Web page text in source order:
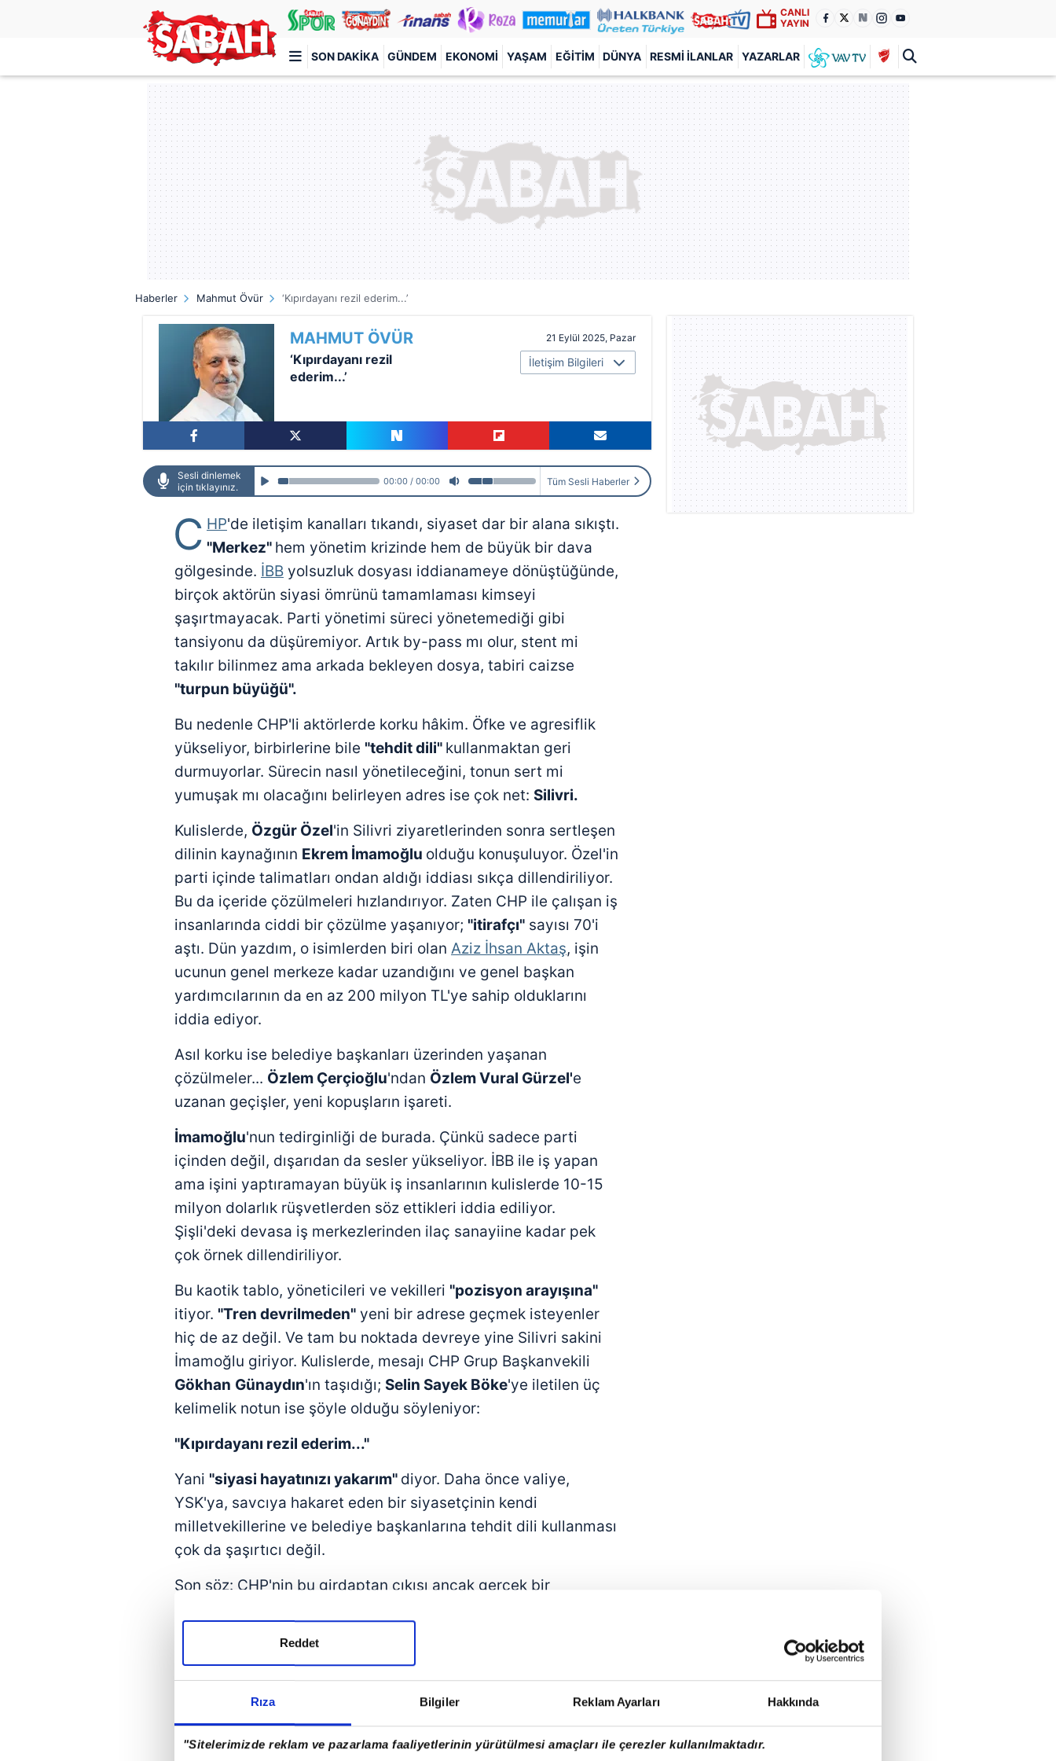
Rıza Bilgiler Reklam Ayarları Hakkında
"Sitelerimizde reklam ve pazarlama faaliyetlerinin yürütülmesi amaçları ile çerezler kullanılmaktadır.
Reddet
CANLI
YAYIN
SON DAKIKA GÜNDEM EKONOMI YAŞAM EĞITIM DÜNYA RESMI İLANLAR YAZARLAR
Türkiye'nin en iyi haber sitesi
Haberler Mahmut Övür ‘Kıpırdayanı rezil ederim...’
İletişim Bilgileri
21 Eylül 2025, Pazar
MAHMUT ÖVÜR
‘Kıpırdayanı rezil
ederim...’
Sesli dinlemek
için tıklayınız.
00:00 00:00 Tüm Sesli Haberler
C HP'de iletişim kanalları tıkandı, siyaset dar bir alana sıkıştı.
"Merkez" hem yönetim krizinde hem de büyük bir dava
gölgesinde. İBB yolsuzluk dosyası iddianameye dönüştüğünde,
birçok aktörün siyasi ömrünü tamamlaması kimseyi
şaşırtmayacak. Parti yönetimi süreci yönetemediği gibi
tansiyonu da düşüremiyor. Artık by-pass mı olur, stent mi
takılır bilinmez ama arkada bekleyen dosya, tabiri caizse
"turpun büyüğü".
Bu nedenle CHP'li aktörlerde korku hâkim. Öfke ve agresiflik
yükseliyor, birbirlerine bile "tehdit dili" kullanmaktan geri
durmuyorlar. Sürecin nasıl yönetileceğini, tonun sert mi
yumuşak mı olacağını belirleyen adres ise çok net: Silivri.
Kulislerde, Özgür Özel'in Silivri ziyaretlerinden sonra sertleşen
dilinin kaynağının Ekrem İmamoğlu olduğu konuşuluyor. Özel'in
parti içinde talimatları ondan aldığı iddiası sıkça dillendiriliyor.
Bu da içeride çözülmeleri hızlandırıyor. Zaten CHP ile çalışan iş
insanlarında ciddi bir çözülme yaşanıyor; "itirafçı" sayısı 70'i
aştı. Dün yazdım, o isimlerden biri olan Aziz İhsan Aktaş, işin
ucunun genel merkeze kadar uzandığını ve genel başkan
yardımcılarının da en az 200 milyon TL'ye sahip olduklarını
iddia ediyor.
Asıl korku ise belediye başkanları üzerinden yaşanan
çözülmeler... Özlem Çerçioğlu'ndan Özlem Vural Gürzel'e
uzanan geçişler, yeni kopuşların işareti.
İmamoğlu'nun tedirginliği de burada. Çünkü sadece parti
içinden değil, dışarıdan da sesler yükseliyor. İBB ile iş yapan
ama işini yaptıramayan büyük iş insanlarının kulislerde 10-15
milyon dolarlık rüşvetlerden söz ettikleri iddia ediliyor.
Şişli'deki devasa iş merkezlerinden ilaç sanayiine kadar pek
çok örnek dillendiriliyor.
Bu kaotik tablo, yöneticileri ve vekilleri "pozisyon arayışına"
itiyor. "Tren devrilmeden" yeni bir adrese geçmek isteyenler
hiç de az değil. Ve tam bu noktada devreye yine Silivri sakini
İmamoğlu giriyor. Kulislerde, mesajı CHP Grup Başkanvekili
Gökhan Günaydın'ın taşıdığı; Selin Sayek Böke'ye iletilen üç
kelimelik notun ise şöyle olduğu söyleniyor:
"Kıpırdayanı rezil ederim..."
Yani "siyasi hayatınızı yakarım" diyor. Daha önce valiye,
YSK'ya, savcıya hakaret eden bir siyasetçinin kendi
milletvekillerine ve belediye başkanlarına tehdit dili kullanması
çok da şaşırtıcı değil.
Son söz: CHP'nin bu girdaptan çıkışı ancak gerçek bir
hakikattir."